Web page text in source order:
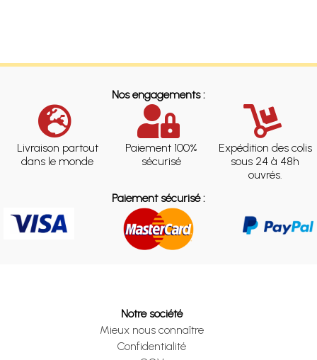
Nos engagements :
Livraison partout
dans le monde
Paiement 100%
sécurisé
Expédition des colis
sous 24 à 48h
ouvrés.
Paiement sécurisé :
Notre société
Mieux nous connaître
Confidentialité